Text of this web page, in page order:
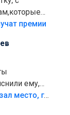
на
премии
ему,
плохо!
«Попал на пику»: СК показал место, где был смертельно травмирован ребенок в Тольятти